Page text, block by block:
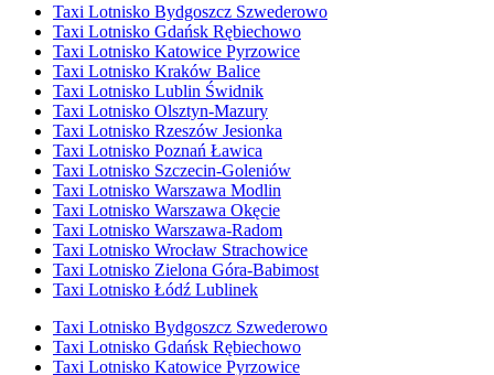
Taxi Lotnisko Bydgoszcz Szwederowo
Taxi Lotnisko Gdańsk Rębiechowo
Taxi Lotnisko Katowice Pyrzowice
Taxi Lotnisko Kraków Balice
Taxi Lotnisko Lublin Świdnik
Taxi Lotnisko Olsztyn-Mazury
Taxi Lotnisko Rzeszów Jesionka
Taxi Lotnisko Poznań Ławica
Taxi Lotnisko Szczecin-Goleniów
Taxi Lotnisko Warszawa Modlin
Taxi Lotnisko Warszawa Okęcie
Taxi Lotnisko Warszawa-Radom
Taxi Lotnisko Wrocław Strachowice
Taxi Lotnisko Zielona Góra-Babimost
Taxi Lotnisko Łódź Lublinek
Taxi Lotnisko Bydgoszcz Szwederowo
Taxi Lotnisko Gdańsk Rębiechowo
Taxi Lotnisko Katowice Pyrzowice